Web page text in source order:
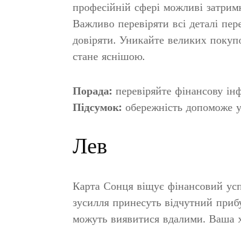
професійній сфері можливі
Важливо перевіряти всі деталі
довіряти. Уникайте великих
стане яснішою.
Порада: перевіряйте фінансову
Підсумок: обережність допоможе
Лев
Карта Сонця віщує фінансовий
зусилля принесуть відчутний
можуть виявитися вдалими. Ваша